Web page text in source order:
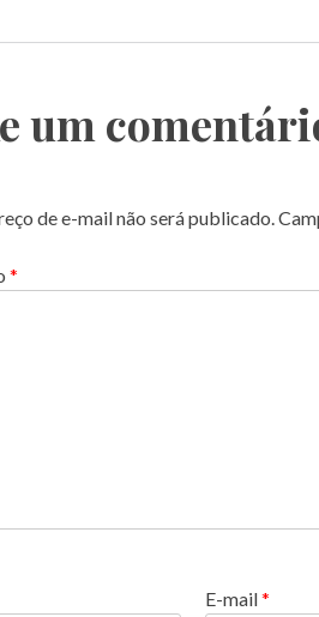
um
de e-mail não será publicado.
*
E-mail*